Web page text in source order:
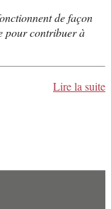
de façon
pour contribuer à
Lire la suite